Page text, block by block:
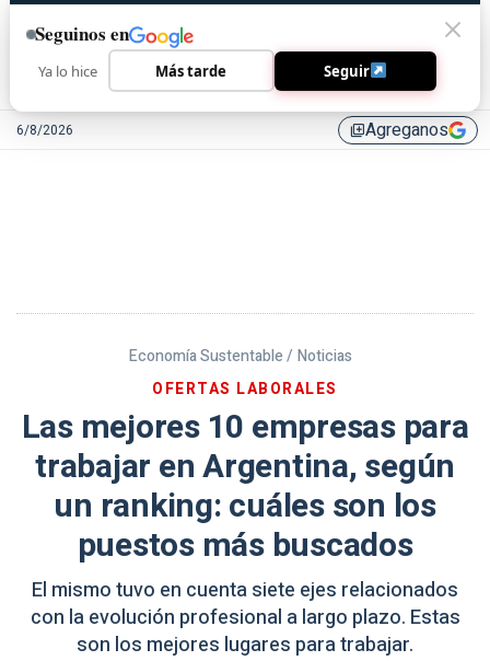
6/8/2026 library_addAgreganos
Economía Sustentable / Noticias
OFERTAS LABORALES
Las mejores 10 empresas para
trabajar en Argentina, según
un ranking: cuáles son los
puestos más buscados
El mismo tuvo en cuenta siete ejes relacionados
con la evolución profesional a largo plazo. Estas
son los mejores lugares para trabajar.
Seguinos en
Ya lo hice Más tarde Seguir